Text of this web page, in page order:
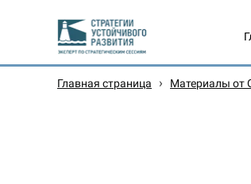
Главная страница › Материалы от